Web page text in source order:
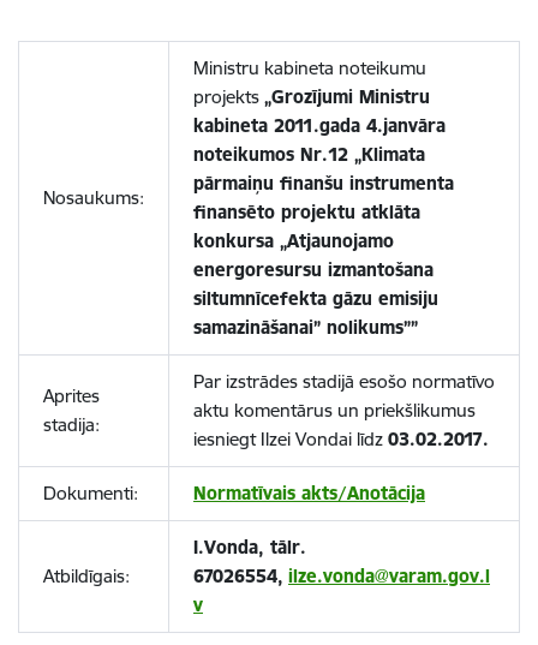
Nosaukums:
Ministru kabineta noteikumu
projekts „Grozījumi Ministru
kabineta 2011.gada 4.janvāra
noteikumos Nr.12 „Klimata
pārmaiņu finanšu instrumenta
finansēto projektu atklāta
konkursa „Atjaunojamo
energoresursu izmantošana
siltumnīcefekta gāzu emisiju
samazināšanai” nolikums””
Aprites
stadija:
Par izstrādes stadijā esošo normatīvo
aktu komentārus un priekšlikumus
iesniegt Ilzei Vondai līdz 03.02.2017.
Dokumenti: Normatīvais akts/Anotācija
Atbildīgais:
I.Vonda, tālr.
67026554, ilze.vonda@varam.gov.l
v